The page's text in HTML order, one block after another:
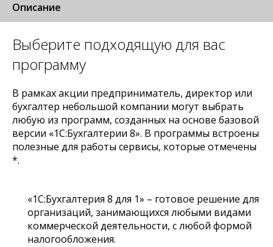
Описание
Выберите подходящую для вас
программу
В рамках акции предприниматель, директор или
бухгалтер небольшой компании могут выбрать
любую из программ, созданных на основе базовой
версии «1С:Бухгалтерии 8». В программы встроены
полезные для работы сервисы, которые отмечены
*.
«1С:Бухгалтерия 8 для 1» – готовое решение для
организаций, занимающихся любыми видами
коммерческой деятельности, с любой формой
налогообложения.